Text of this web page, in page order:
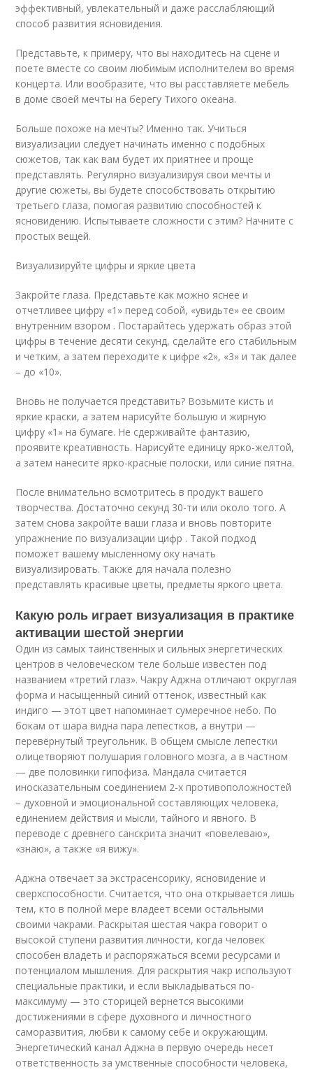
эффективный, увлекательный и даже расслабляющий
способ развития ясновидения.
Представьте, к примеру, что вы находитесь на сцене и
поете вместе со своим любимым исполнителем во время
концерта. Или вообразите, что вы расставляете мебель
в доме своей мечты на берегу Тихого океана.
Больше похоже на мечты? Именно так. Учиться
визуализации следует начинать именно с подобных
сюжетов, так как вам будет их приятнее и проще
представлять. Регулярно визуализируя свои мечты и
другие сюжеты, вы будете способствовать открытию
третьего глаза, помогая развитию способностей к
ясновидению. Испытываете сложности с этим? Начните с
простых вещей.
Визуализируйте цифры и яркие цвета
Закройте глаза. Представьте как можно яснее и
отчетливее цифру «1» перед собой, «увидьте» ее своим
внутренним взором . Постарайтесь удержать образ этой
цифры в течение десяти секунд, сделайте его стабильным
и четким, а затем переходите к цифре «2», «3» и так далее
– до «10».
Вновь не получается представить? Возьмите кисть и
яркие краски, а затем нарисуйте большую и жирную
цифру «1» на бумаге. Не сдерживайте фантазию,
проявите креативность. Нарисуйте единицу ярко-желтой,
а затем нанесите ярко-красные полоски, или синие пятна.
После внимательно всмотритесь в продукт вашего
творчества. Достаточно секунд 30-ти или около того. А
затем снова закройте ваши глаза и вновь повторите
упражнение по визуализации цифр . Такой подход
поможет вашему мысленному оку начать
визуализировать. Также для начала полезно
представлять красивые цветы, предметы яркого цвета.
Какую роль играет визуализация в практике
активации шестой энергии
Один из самых таинственных и сильных энергетических
центров в человеческом теле больше известен под
названием «третий глаз». Чакру Аджна отличают округлая
форма и насыщенный синий оттенок, известный как
индиго — этот цвет напоминает сумеречное небо. По
бокам от шара видна пара лепестков, а внутри —
перевёрнутый треугольник. В общем смысле лепестки
олицетворяют полушария головного мозга, а в частном
— две половинки гипофиза. Мандала считается
иносказательным соединением 2-х противоположностей
– духовной и эмоциональной составляющих человека,
единением действия и мысли, тайного и явного. В
переводе с древнего санскрита значит «повелеваю»,
«знаю», а также «я вижу».
Аджна отвечает за экстрасенсорику, ясновидение и
сверхспособности. Считается, что она открывается лишь
тем, кто в полной мере владеет всеми остальными
своими чакрами. Раскрытая шестая чакра говорит о
высокой ступени развития личности, когда человек
способен владеть и распоряжаться всеми ресурсами и
потенциалом мышления. Для раскрытия чакр используют
специальные практики, и если выкладываться по-
максимуму — это сторицей вернется высокими
достижениями в сфере духовного и личностного
саморазвития, любви к самому себе и окружающим.
Энергетический канал Аджна в первую очередь несет
ответственность за умственные способности человека,